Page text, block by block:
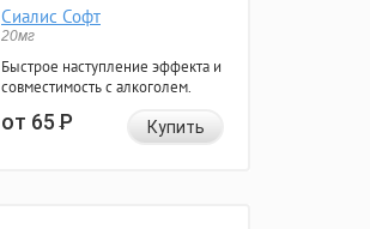
Сиалис Софт
20мг
Быстрое наступление эффекта и
совместимость с алкоголем.
от 65Р Купить